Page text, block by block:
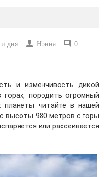
дня Нонна 0
и изменчивость дикой
породить огромный
планеты читайте в нашей
высоты 980 метров с горы
или рассеивается